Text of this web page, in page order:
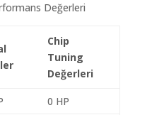
Değerleri
Chip
Tuning
Değerleri
0 HP